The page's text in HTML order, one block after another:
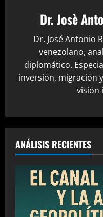
Dr. Josè
Dr. José Antonio
venezolano,
diplomático.
inversión, migración
visión
ANÁLISIS RECIENTES